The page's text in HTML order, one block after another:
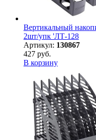
Вертикальный
2шт/упк 'ЛТ-128
Артикул: 130867
427 руб.
В корзину